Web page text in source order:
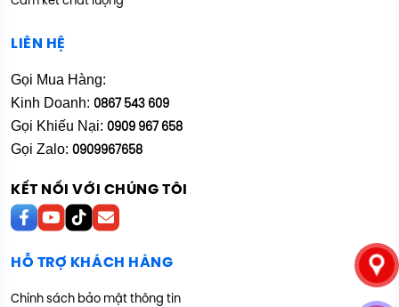
LIÊN HỆ
Gọi Mua Hàng:
Kinh Doanh: 0867 543 609
Gọi Khiếu Nại: 0909 967 658
Gọi Zalo: 0909967658
KẾT NỐI VỚI CHÚNG TÔI
HỖ TRỢ KHÁCH HÀNG
Chính sách bảo mật thông tin